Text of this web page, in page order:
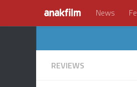
News
REVIEWS